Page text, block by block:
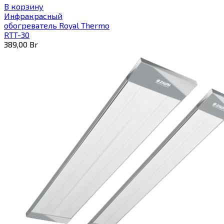
В корзину
Инфракрасный
обогреватель Royal Thermo
RTT-30
389,00 Br